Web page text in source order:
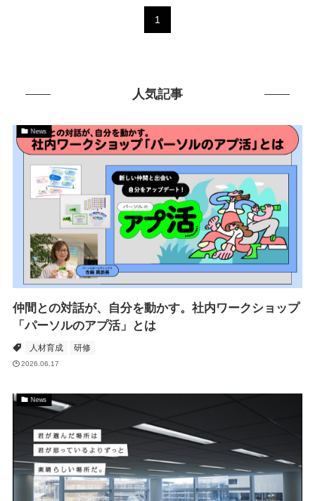
1
人気記事
News
仲間との対話が、自分を動かす。社内ワークショップ
「パーソルのアプ活」とは
人材育成 研修
2026.06.17
News